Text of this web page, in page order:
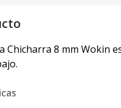
Chicharra 8 mm Wokin